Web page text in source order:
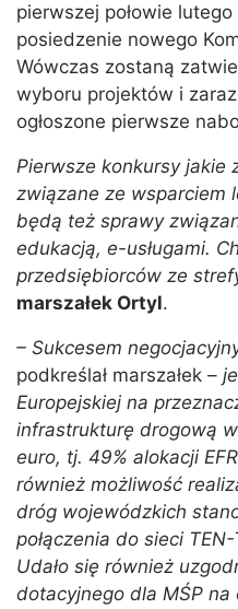
pierwszej połowie
posiedzenie nowego
Wówczas zostaną
wyboru projektów i
ogłoszone pierwsze
Pierwsze konkursy jakie
związane ze wsparciem
będą też sprawy
edukacją, e-usługami.
przedsiębiorców ze
marszałek Ortyl.
– Sukcesem
podkreślał marszałek –
Europejskiej na
infrastrukturę drogową
euro, tj. 49% alokacji
również możliwość
dróg wojewódzkich
połączenia do sieci
Udało się również
dotacyjnego dla MŚP na